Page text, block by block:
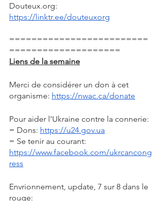
Douteux.org:
https://linktr.ee/douteuxorg
=========================
====================
Liens de la semaine
Merci de considérer un don à cet
organisme: https://nwac.ca/donate
Pour aider l’Ukraine contre la connerie:
= Dons: https://u24.gov.ua
= Se tenir au courant:
https://www.facebook.com/ukrcancong
ress
Envrionnement, update, 7 sur 8 dans le
rouge: